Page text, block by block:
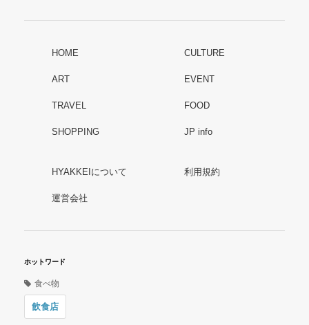
HOME CULTURE
ART EVENT
TRAVEL FOOD
SHOPPING JP info
HYAKKEIについて 利用規約
運営会社
ホットワード
食べ物
飲食店